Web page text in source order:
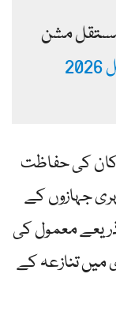
مستقل مشن
کی حفاظت
جہازوں کے
ذریعے معمول کی
میں تنازعہ کے